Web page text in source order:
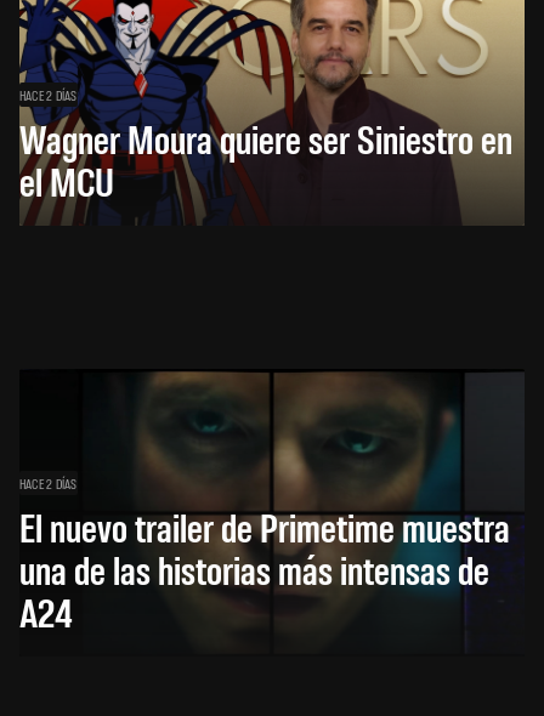
HACE 2 DÍAS
Wagner Moura quiere ser Siniestro en
el MCU
HACE 2 DÍAS
El nuevo trailer de Primetime muestra
una de las historias más intensas de
A24